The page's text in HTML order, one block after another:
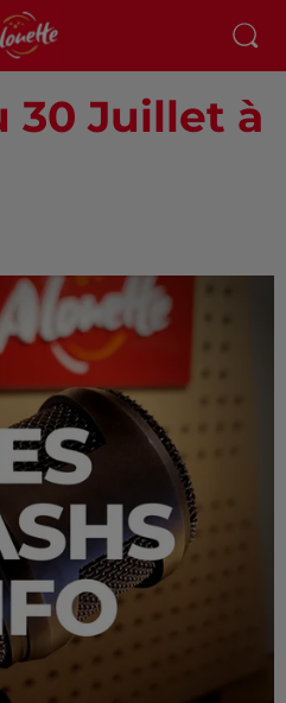
30 Juillet à